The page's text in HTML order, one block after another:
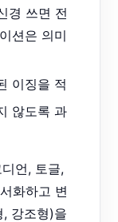
경 쓰면 전
션은 의미
이징을 적
않도록 과
언, 토글,
화하고 변
강조형)을